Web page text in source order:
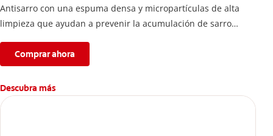
Antisarro con una espuma densa y micropartículas de alta
limpieza que ayudan a prevenir la acumulación de sarro
Comprar ahora
Descubra más